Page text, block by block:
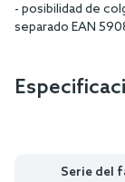
- posibilidad de
separado EAN
Serie del